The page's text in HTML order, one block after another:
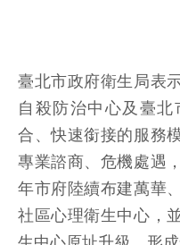
臺北市政府衛生局表
自殺防治中心及臺
合、快速銜接的服務
專業諮商、危機處遇
年市府陸續布建萬華
社區心理衛生中心，